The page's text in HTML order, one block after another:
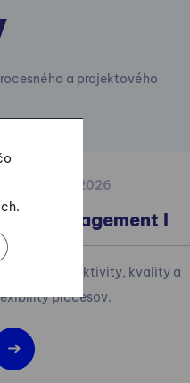
a projektového
01.10.-02.10.2026
Lean Management I
Zvyšovanie efektivity, kvality a
procesov.